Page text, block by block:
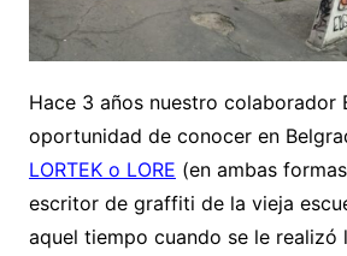
Hace 3 años nuestro colaborador
oportunidad de conocer en
LORTEK o LORE (en ambas
escritor de graffiti de la vieja
aquel tiempo cuando se le realizó